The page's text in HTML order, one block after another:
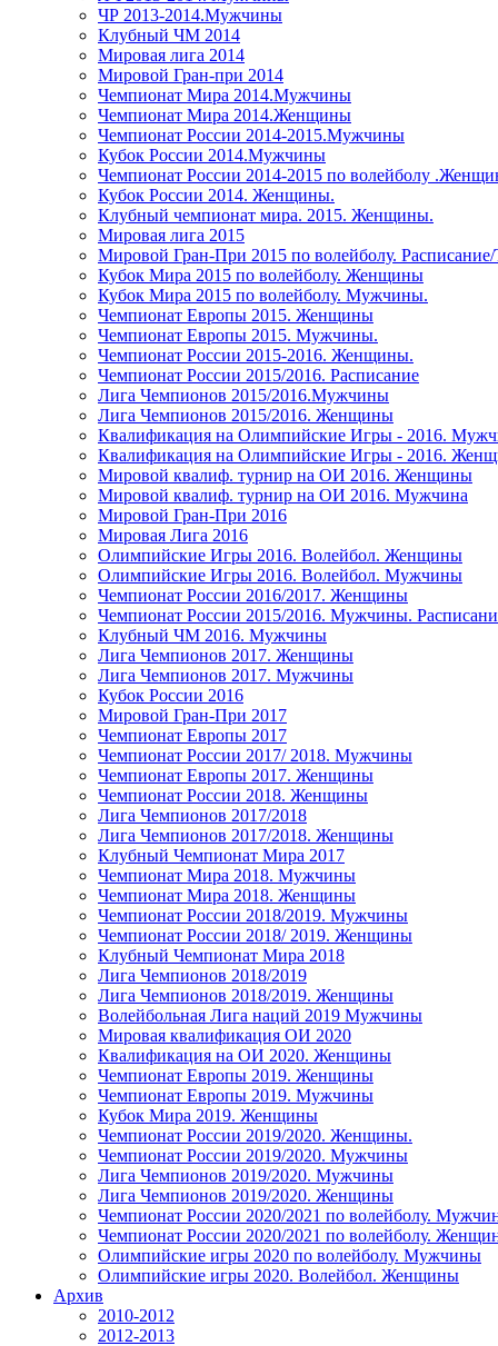
ЧР 2013-2014.Мужчины
Клубный ЧМ 2014
Мировая лига 2014
Мировой Гран-при 2014
Чемпионат Мира 2014.Мужчины
Чемпионат Мира 2014.Женщины
Чемпионат России 2014-2015.Мужчины
Кубок России 2014.Мужчины
Чемпионат России 2014-2015 по волейболу
Кубок России 2014. Женщины.
Клубный чемпионат мира. 2015. Женщины.
Мировая лига 2015
Мировой Гран-При 2015 по волейболу.
Кубок Мира 2015 по волейболу. Женщины
Кубок Мира 2015 по волейболу. Мужчины.
Чемпионат Европы 2015. Женщины
Чемпионат Европы 2015. Мужчины.
Чемпионат России 2015-2016. Женщины.
Чемпионат России 2015/2016. Расписание
Лига Чемпионов 2015/2016.Мужчины
Лига Чемпионов 2015/2016. Женщины
Квалификация на Олимпийские Игры - 2016.
Квалификация на Олимпийские Игры - 2016.
Мировой квалиф. турнир на ОИ 2016. Женщины
Мировой квалиф. турнир на ОИ 2016. Мужчина
Мировой Гран-При 2016
Мировая Лига 2016
Олимпийские Игры 2016. Волейбол. Женщины
Олимпийские Игры 2016. Волейбол. Мужчины
Чемпионат России 2016/2017. Женщины
Чемпионат России 2015/2016. Мужчины.
Клубный ЧМ 2016. Мужчины
Лига Чемпионов 2017. Женщины
Лига Чемпионов 2017. Мужчины
Кубок России 2016
Мировой Гран-При 2017
Чемпионат Европы 2017
Чемпионат России 2017/ 2018. Мужчины
Чемпионат Европы 2017. Женщины
Чемпионат России 2018. Женщины
Лига Чемпионов 2017/2018
Лига Чемпионов 2017/2018. Женщины
Клубный Чемпионат Мира 2017
Чемпионат Мира 2018. Мужчины
Чемпионат Мира 2018. Женщины
Чемпионат России 2018/2019. Мужчины
Чемпионат России 2018/ 2019. Женщины
Клубный Чемпионат Мира 2018
Лига Чемпионов 2018/2019
Лига Чемпионов 2018/2019. Женщины
Волейбольная Лига наций 2019 Мужчины
Мировая квалификация ОИ 2020
Квалификация на ОИ 2020. Женщины
Чемпионат Европы 2019. Женщины
Чемпионат Европы 2019. Мужчины
Кубок Мира 2019. Женщины
Чемпионат России 2019/2020. Женщины.
Чемпионат России 2019/2020. Мужчины
Лига Чемпионов 2019/2020. Мужчины
Лига Чемпионов 2019/2020. Женщины
Чемпионат России 2020/2021 по волейболу.
Чемпионат России 2020/2021 по волейболу.
Олимпийские игры 2020 по волейболу. Мужчины
Олимпийские игры 2020. Волейбол. Женщины
Архив
2010-2012
2012-2013